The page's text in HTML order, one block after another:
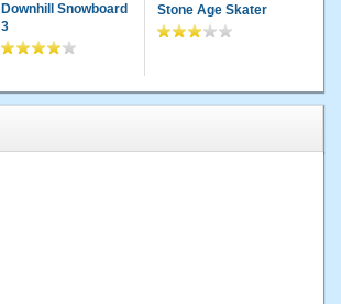
Downhill Snowboard
3
Stone Age Skater